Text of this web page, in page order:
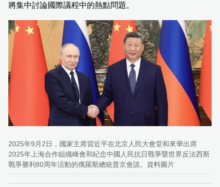
將集中討論國際議程中的熱點問題。
2025年9月2日，國家主席習近平在北京人民大會堂和來華出席
2025年上海合作組織峰會和紀念中國人民抗日戰爭暨世界反法西斯
戰爭勝利80周年活動的俄羅斯總統普京會談。資料圖片